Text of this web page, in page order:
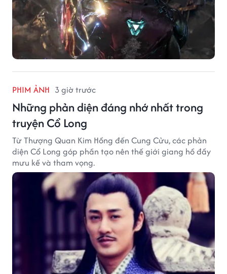
PHIM ẢNH 3 giờ trước
Những phản diện đáng nhớ nhất trong
truyện Cổ Long
Từ Thượng Quan Kim Hồng đến Cung Cửu, các phản
diện Cổ Long góp phần tạo nên thế giới giang hồ đầy
mưu kế và tham vọng.